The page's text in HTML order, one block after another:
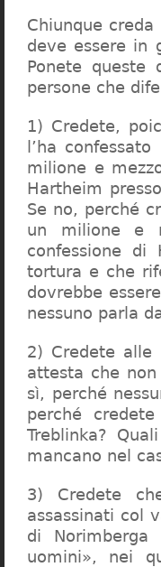
Chiunque
deve essere in
Ponete
persone che
1) Credete,
l’ha
milione e
Hartheim
Se no, perché
un milione e
confessione
tortura e che
dovrebbe
nessuno parla
2) Credete alle
attesta che
sì, perché
perché
Treblinka?
mancano nel
3) Credete
assassinati col
di
uomini», nei